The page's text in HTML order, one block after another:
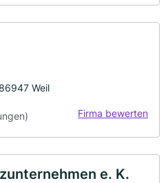
Weil
Firma bewerten
e. K.